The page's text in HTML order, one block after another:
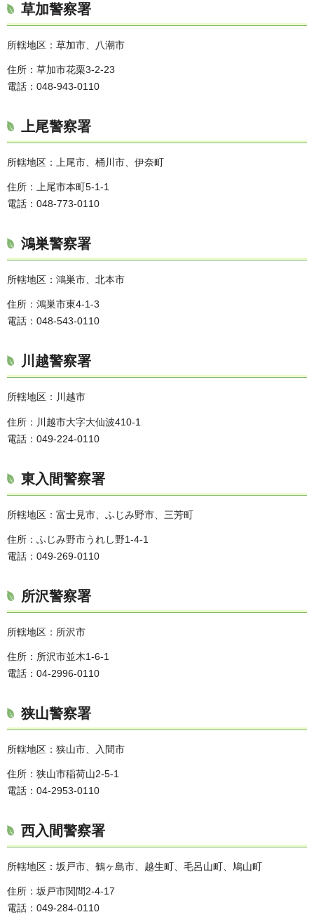
草加警察署
所轄地区：草加市、八潮市
住所：草加市花栗3-2-23
電話：048-943-0110
上尾警察署
所轄地区：上尾市、桶川市、伊奈町
住所：上尾市本町5-1-1
電話：048-773-0110
鴻巣警察署
所轄地区：鴻巣市、北本市
住所：鴻巣市東4-1-3
電話：048-543-0110
川越警察署
所轄地区：川越市
住所：川越市大字大仙波410-1
電話：049-224-0110
東入間警察署
所轄地区：富士見市、ふじみ野市、三芳町
住所：ふじみ野市うれし野1-4-1
電話：049-269-0110
所沢警察署
所轄地区：所沢市
住所：所沢市並木1-6-1
電話：04-2996-0110
狭山警察署
所轄地区：狭山市、入間市
住所：狭山市稲荷山2-5-1
電話：04-2953-0110
西入間警察署
所轄地区：坂戸市、鶴ヶ島市、越生町、毛呂山町、鳩山町
住所：坂戸市関間2-4-17
電話：049-284-0110